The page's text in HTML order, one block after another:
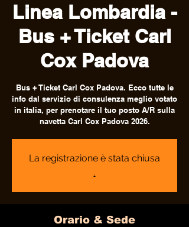
Linea Lombardia -
Bus + Ticket Carl
Cox Padova
Bus + Ticket Carl Cox Padova. Ecco tutte le
info dal servizio di consulenza meglio votato
in italia, per prenotare il tuo posto A/R sulla
navetta Carl Cox Padova 2026.
La registrazione è stata chiusa
.
Orario & Sede